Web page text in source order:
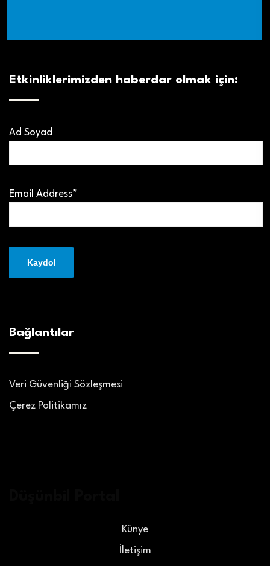
Etkinliklerimizden haberdar olmak için:
Ad Soyad
Email Address*
Bağlantılar
Veri Güvenliği Sözleşmesi
Çerez Politikamız
Künye
İletişim